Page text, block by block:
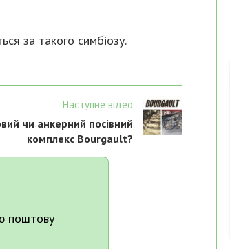
за такого симбіозу.
Наступне відео
чи анкерний посівний
комплекс Bourgault?
поштову